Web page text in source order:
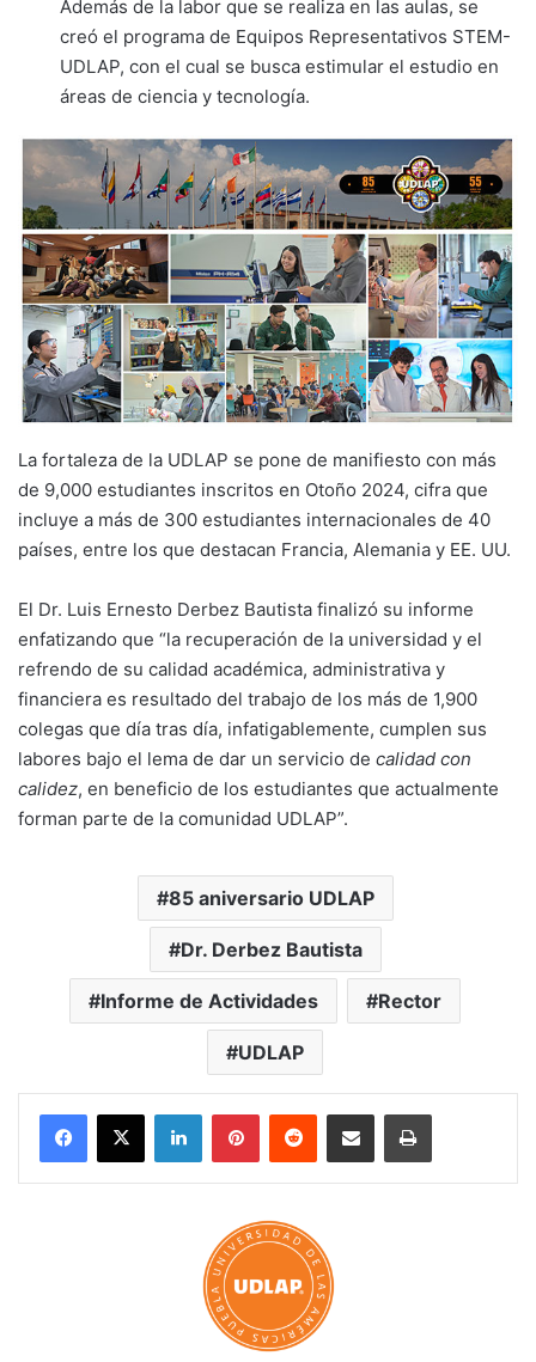
Además de la labor que se realiza en las aulas, se
creó el programa de Equipos Representativos STEM-
UDLAP, con el cual se busca estimular el estudio en
áreas de ciencia y tecnología.
La fortaleza de la UDLAP se pone de manifiesto con más
de 9,000 estudiantes inscritos en Otoño 2024, cifra que
incluye a más de 300 estudiantes internacionales de 40
países, entre los que destacan Francia, Alemania y EE. UU.
El Dr. Luis Ernesto Derbez Bautista finalizó su informe
enfatizando que “la recuperación de la universidad y el
refrendo de su calidad académica, administrativa y
financiera es resultado del trabajo de los más de 1,900
colegas que día tras día, infatigablemente, cumplen sus
labores bajo el lema de dar un servicio de calidad con
calidez, en beneficio de los estudiantes que actualmente
forman parte de la comunidad UDLAP”.
85 aniversario UDLAP
Dr. Derbez Bautista
Informe de Actividades Rector
UDLAP
LinkedInPinterestReddit Share via Email Print